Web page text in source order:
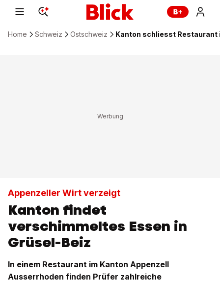
Home Schweiz Ostschweiz Kanton schliesst Restaurant
Appenzeller Wirt verzeigt
Kanton findet
verschimmeltes Essen in
Grüsel-Beiz
In einem Restaurant im Kanton Appenzell
Ausserrhoden finden Prüfer zahlreiche